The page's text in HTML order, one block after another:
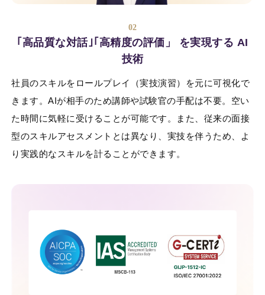
02
｢高品質な対話｣｢高精度の評価」
を実現する AI
技術
社員のスキルをロールプレイ（実技演習）を元に可視化で
きます。AIが相手のため講師や試験官の手配は不要。空い
た時間に気軽に受けることが可能です。また、従来の面接
型のスキルアセスメントとは異なり、実技を伴うため、よ
り実践的なスキルを計ることができます。